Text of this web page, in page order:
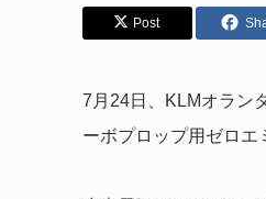
Post
7月24日、KLMオラン
ーボプロップ用ゼロエ